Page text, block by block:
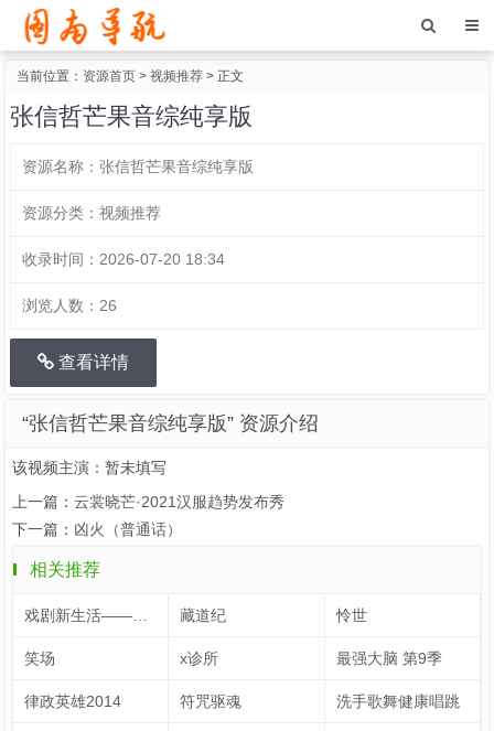
当前位置： 资源首页 > 视频推荐 > 正文
张信哲芒果音综纯享版
资源名称： 张信哲芒果音综纯享版
资源分类： 视频推荐
收录时间： 2026-07-20 18:34
浏览人数： 26
查看详情
“张信哲芒果音综纯享版” 资源介绍
该视频主演：暂未填写
上一篇： 云裳晓芒·2021汉服趋势发布秀
下一篇： 凶火（普通话）
相关推荐
藏道纪 怜世
笑场 x诊所 最强大脑 第9季
律政英雄2014 符咒驱魂 洗手歌舞健康唱跳